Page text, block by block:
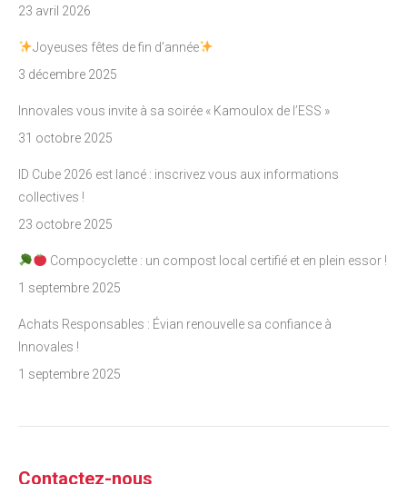
23 avril 2026
Joyeuses fêtes de fin d’année
3 décembre 2025
Innovales vous invite à sa soirée « Kamoulox de l’ESS »
31 octobre 2025
ID Cube 2026 est lancé : inscrivez vous aux informations
collectives !
23 octobre 2025
Compocyclette : un compost local certifié et en plein essor !
1 septembre 2025
Achats Responsables : Évian renouvelle sa confiance à
Innovales !
1 septembre 2025
Contactez-nous